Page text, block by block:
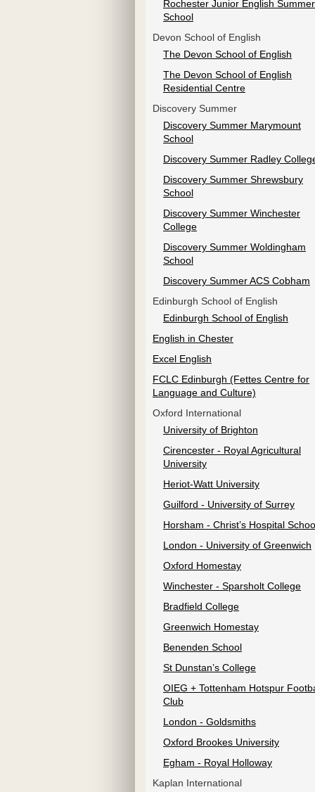
Rochester Junior English Summer
School
Devon School of English
The Devon School of English
The Devon School of English
Residential Centre
Discovery Summer
Discovery Summer Marymount
School
Discovery Summer Radley
Discovery Summer Shrewsbury
School
Discovery Summer Winchester
College
Discovery Summer Woldingham
School
Discovery Summer ACS Cobham
Edinburgh School of English
Edinburgh School of English
English in Chester
Excel English
FCLC Edinburgh (Fettes Centre for
Language and Culture)
Oxford International
University of Brighton
Cirencester - Royal Agricultural
University
Heriot-Watt University
Guilford - University of Surrey
Horsham - Christ’s Hospital
London - University of Greenwich
Oxford Homestay
Winchester - Sparsholt College
Bradfield College
Greenwich Homestay
Benenden School
St Dunstan’s College
OIEG + Tottenham Hotspur
Club
London - Goldsmiths
Oxford Brookes University
Egham - Royal Holloway
Kaplan International